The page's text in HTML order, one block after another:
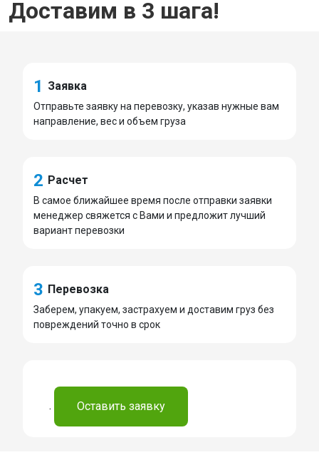
Доставим в 3 шага!
1 Заявка
Отправьте заявку на перевозку, указав нужные вам
направление, вес и объем груза
2 Расчет
В самое ближайшее время после отправки заявки
менеджер свяжется с Вами и предложит лучший
вариант перевозки
3 Перевозка
Заберем, упакуем, застрахуем и доставим груз без
повреждений точно в срок
. Оставить заявку